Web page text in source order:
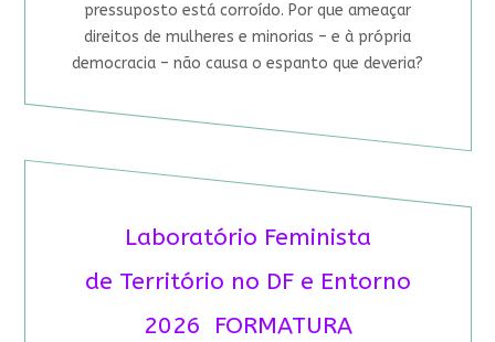
pressuposto está corroído. Por que ameaçar
direitos de mulheres e minorias – e à própria
democracia – não causa o espanto que deveria?
Laboratório Feminista
de Território no DF e Entorno
2026 FORMATURA